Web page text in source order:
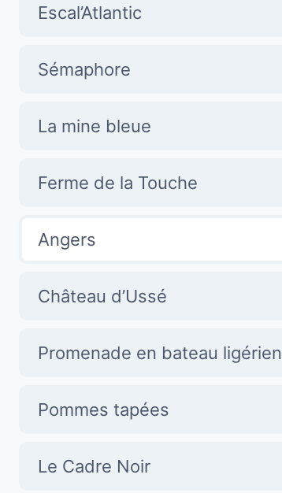
Escal’Atlantic
Sémaphore
La mine bleue
Ferme de la Touche
Angers
Château d’Ussé
Promenade en bateau ligérien
Pommes tapées
Le Cadre Noir